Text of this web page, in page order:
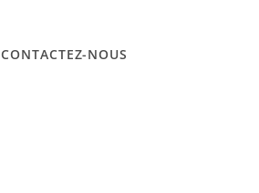
CONTACTEZ-NOUS